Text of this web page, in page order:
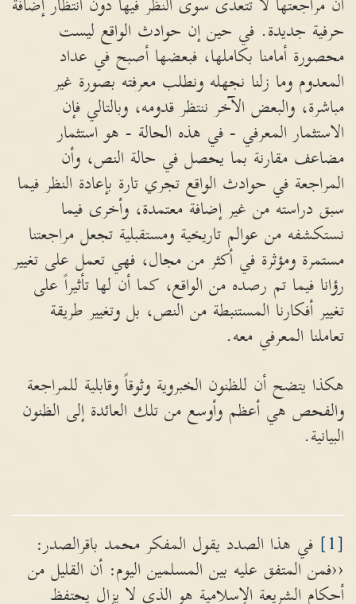
حرفية جديدة. في حين إن حوادث الواقع ليست
محصورة أمامنا بكاملها، فبعضها أصبح في عداد
المعدوم وما زلنا نجهله ونطلب معرفته بصورة غير
مباشرة، والبعض الآخر ننتظر قدومه، وبالتالي فإن
الاستثمار المعرفي - في هذه الحالة - هو استثمار
مضاعف مقارنة بما يحصل في حالة النص، وأن
المراجعة في حوادث الواقع تجري تارة بإعادة النظر فيما
سبق دراسته من غير إضافة معتمدة، وأخرى فيما
نستكشفه من عوالم تاريخية ومستقبلية تجعل مراجعتنا
مستمرة ومؤثرة في أكثر من مجال، فهي تعمل على تغيير
رؤانا فيما تم رصده من الواقع، كما أن لها تأثيراً على
تغيير أفكارنا المستنبطة من النص، بل وتغيير طريقة
تعاملنا المعرفي معه.
هكذا يتضح أن للظنون الخبروية وثوقاً وقابلية للمراجعة
والفحص هي أعظم وأوسع من تلك العائدة إلى الظنون
البيانية.
[1]
في هذا الصدد يقول المفكر محمد باقرالصدر:
‹‹فمن المتفق عليه بين المسلمين اليوم: أن القليل من
أحكام الشريعة الإسلامية هو الذي لا يزال يحتفظ